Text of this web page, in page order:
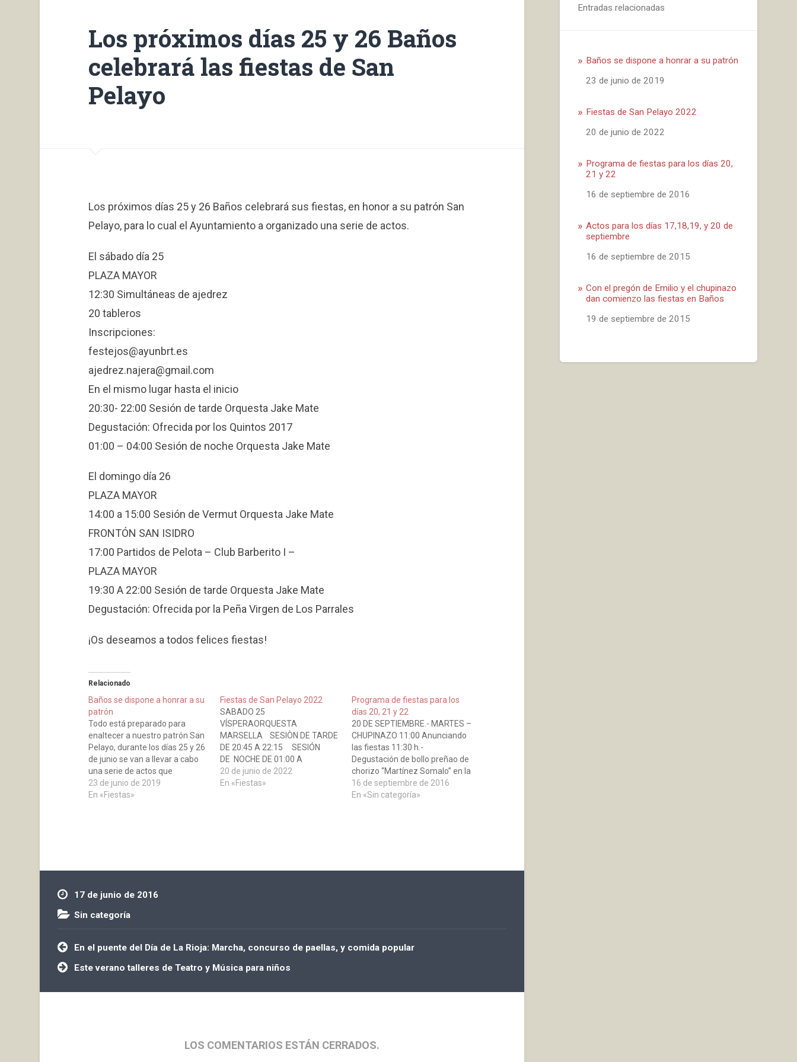
Los próximos días 25 y 26 Baños
celebrará las fiestas de San
Pelayo
Los próximos días 25 y 26 Baños celebrará sus fiestas, en honor a su patrón San
Pelayo, para lo cual el Ayuntamiento a organizado una serie de actos.
El sábado día 25
PLAZA MAYOR
12:30 Simultáneas de ajedrez
20 tableros
Inscripciones:
festejos@ayunbrt.es
ajedrez.najera@gmail.com
En el mismo lugar hasta el inicio
20:30- 22:00 Sesión de tarde Orquesta Jake Mate
Degustación: Ofrecida por los Quintos 2017
01:00 – 04:00 Sesión de noche Orquesta Jake Mate
El domingo día 26
PLAZA MAYOR
14:00 a 15:00 Sesión de Vermut Orquesta Jake Mate
FRONTÓN SAN ISIDRO
17:00 Partidos de Pelota – Club Barberito I –
PLAZA MAYOR
19:30 A 22:00 Sesión de tarde Orquesta Jake Mate
Degustación: Ofrecida por la Peña Virgen de Los Parrales
¡Os deseamos a todos felices fiestas!
Relacionado
Baños se dispone a honrar a su
patrón
Todo está preparado para
enaltecer a nuestro patrón San
Pelayo, durante los días 25 y 26
de junio se van a llevar a cabo
una serie de actos que
detallamos a continuación: DIA
25 “víspera” Verbenas con la
23 de junio de 2019
En «Fiestas»
Fiestas de San Pelayo 2022
SABADO 25
VÍSPERAORQUESTA
MARSELLA SESIÒN DE TARDE
DE 20:45 A 22:15 SESIÓN
DE NOCHE DE 01:00 A
04:30DOMINGO 26 SAN
PLELAYOORQUESTA
20 de junio de 2022
En «Fiestas»
Programa de fiestas para los
días 20, 21 y 22
20 DE SEPTIEMBRE.- MARTES –
CHUPINAZO 11:00 Anunciando
las fiestas 11:30 h.-
Degustación de bollo preñao de
chorizo “Martínez Somalo” en la
Plaza del Rosario ofrecida por
la Peña Virgen de los Parrales.
16 de septiembre de 2016
En «Sin categoría»
17 de junio de 2016
Sin categoría
Navegación
de
entradas
En el puente del Día de La Rioja: Marcha, concurso de paellas, y comida popular
Este verano talleres de Teatro y Música para niños
LOS COMENTARIOS ESTÁN CERRADOS.
Entradas relacionadas
Baños se dispone a honrar a su patrón
Fecha
23 de junio de 2019
Fiestas de San Pelayo 2022
Fecha
20 de junio de 2022
Programa de fiestas para los días 20,
21 y 22
Fecha
16 de septiembre de 2016
Actos para los días 17,18,19, y 20 de
septiembre
Fecha
16 de septiembre de 2015
Con el pregón de Emilio y el chupinazo
dan comienzo las fiestas en Baños
Fecha
19 de septiembre de 2015